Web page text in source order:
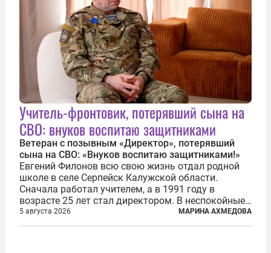
Учитель-фронтовик, потерявший сына на
СВО: внуков воспитаю защитниками
Ветеран с позывным «Директор», потерявший
сына на СВО: «Внуков воспитаю защитниками!»
Евгений Филонов всю свою жизнь отдал родной
школе в селе Серпейск Калужской области.
Сначала работал учителем, а в 1991 году в
возрасте 25 лет стал директором. В неспокойные
90-е он сумел спасти школу от закрытия и со
временем сделал ее лучшей в районе. В 2023 году
5 августа 2026 МАРИНА АХМЕДОВА